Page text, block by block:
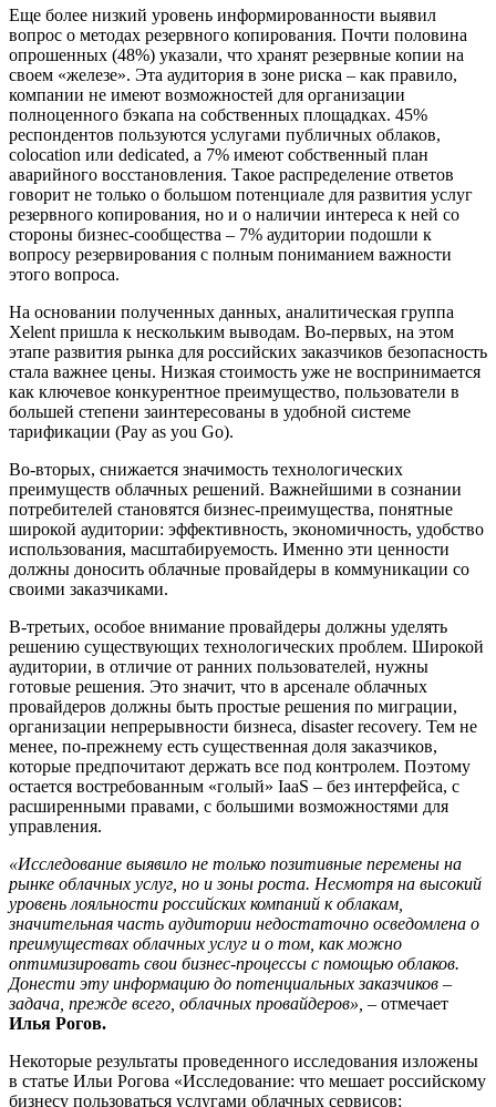
Еще более низкий уровень информированности выявил
вопрос о методах резервного копирования. Почти половина
опрошенных (48%) указали, что хранят резервные копии на
своем «железе». Эта аудитория в зоне риска – как правило,
компании не имеют возможностей для организации
полноценного бэкапа на собственных площадках. 45%
респондентов пользуются услугами публичных облаков,
colocation или dedicated, а 7% имеют собственный план
аварийного восстановления. Такое распределение ответов
говорит не только о большом потенциале для развития услуг
резервного копирования, но и о наличии интереса к ней со
стороны бизнес-сообщества – 7% аудитории подошли к
вопросу резервирования с полным пониманием важности
этого вопроса.
На основании полученных данных, аналитическая группа
Xelent пришла к нескольким выводам. Во-первых, на этом
этапе развития рынка для российских заказчиков безопасность
стала важнее цены. Низкая стоимость уже не воспринимается
как ключевое конкурентное преимущество, пользователи в
большей степени заинтересованы в удобной системе
тарификации (Pay as you Go).
Во-вторых, снижается значимость технологических
преимуществ облачных решений. Важнейшими в сознании
потребителей становятся бизнес-преимущества, понятные
широкой аудитории: эффективность, экономичность, удобство
использования, масштабируемость. Именно эти ценности
должны доносить облачные провайдеры в коммуникации со
своими заказчиками.
В-третьих, особое внимание провайдеры должны уделять
решению существующих технологических проблем. Широкой
аудитории, в отличие от ранних пользователей, нужны
готовые решения. Это значит, что в арсенале облачных
провайдеров должны быть простые решения по миграции,
организации непрерывности бизнеса, disaster recovery. Тем не
менее, по-прежнему есть существенная доля заказчиков,
которые предпочитают держать все под контролем. Поэтому
остается востребованным «голый» IaaS – без интерфейса, с
расширенными правами, с большими возможностями для
управления.
«Исследование выявило не только позитивные перемены на
рынке облачных услуг, но и зоны роста. Несмотря на высокий
уровень лояльности российских компаний к облакам,
значительная часть аудитории недостаточно осведомлена о
преимуществах облачных услуг и о том, как можно
оптимизировать свои бизнес-процессы с помощью облаков.
Донести эту информацию до потенциальных заказчиков –
задача, прежде всего, облачных провайдеров», – отмечает
Илья Рогов.
Некоторые результаты проведенного исследования изложены
в статье Ильи Рогова «Исследование: что мешает российскому
бизнесу пользоваться услугами облачных сервисов: